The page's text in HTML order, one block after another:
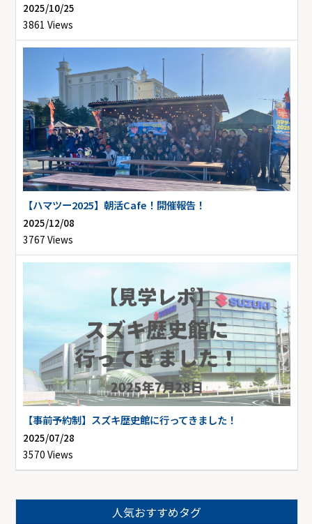
2025/10/25
3861 Views
【ハマツー2025】朝活Cafe！開催報告！
2025/12/08
3767 Views
【事前予約制】スズキ歴史館に行ってきました！
2025/07/28
3570 Views
人気おすすめタグ